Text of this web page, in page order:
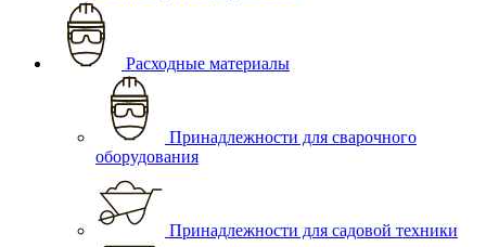
Расходные материалы
Принадлежности для сварочного
оборудования
Принадлежности для садовой техники